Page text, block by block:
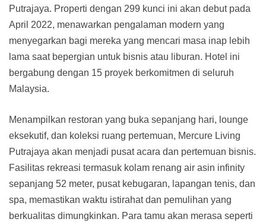
Putrajaya. Properti dengan 299 kunci ini akan debut pada
April 2022, menawarkan pengalaman modern yang
menyegarkan bagi mereka yang mencari masa inap lebih
lama saat bepergian untuk bisnis atau liburan. Hotel ini
bergabung dengan 15 proyek berkomitmen di seluruh
Malaysia.
Menampilkan restoran yang buka sepanjang hari, lounge
eksekutif, dan koleksi ruang pertemuan, Mercure Living
Putrajaya akan menjadi pusat acara dan pertemuan bisnis.
Fasilitas rekreasi termasuk kolam renang air asin infinity
sepanjang 52 meter, pusat kebugaran, lapangan tenis, dan
spa, memastikan waktu istirahat dan pemulihan yang
berkualitas dimungkinkan. Para tamu akan merasa seperti